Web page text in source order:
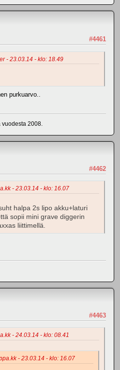
#4461
- 23.03.14 - klo: 18.49
purkuarvo..
2008.
#4462
- 23.03.14 - klo: 16.07
halpa 2s lipo akku+laturi
sopii mini grave diggerin
liittimellä.
#4463
- 24.03.14 - klo: 08.41
- 23.03.14 - klo: 16.07